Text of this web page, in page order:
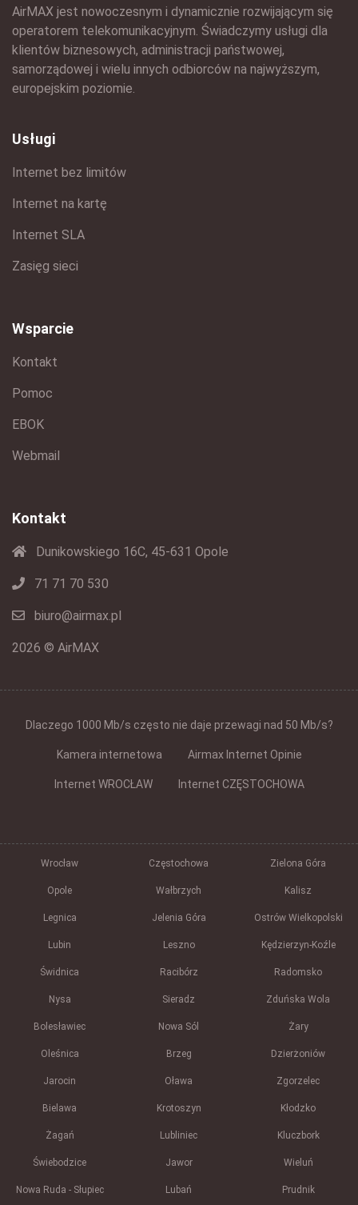
AirMAX jest nowoczesnym i dynamicznie rozwijającym się
operatorem telekomunikacyjnym. Świadczymy usługi dla
klientów biznesowych, administracji państwowej,
samorządowej i wielu innych odbiorców na najwyższym,
europejskim poziomie.
Usługi
Internet bez limitów
Internet na kartę
Internet SLA
Zasięg sieci
Wsparcie
Kontakt
Pomoc
EBOK
Webmail
Kontakt
Dunikowskiego 16C, 45-631 Opole
71 71 70 530
biuro@airmax.pl
2026 © AirMAX
Dlaczego 1000 Mb/s często nie daje przewagi nad 50 Mb/s?
Kamera internetowa Airmax Internet Opinie
Internet WROCŁAW Internet CZĘSTOCHOWA
Wrocław Częstochowa Zielona Góra
Opole Wałbrzych Kalisz
Legnica Jelenia Góra Ostrów Wielkopolski
Lubin Leszno Kędzierzyn-Koźle
Świdnica Racibórz Radomsko
Nysa Sieradz Zduńska Wola
Bolesławiec Nowa Sól Żary
Oleśnica Brzeg Dzierżoniów
Jarocin Oława Zgorzelec
Bielawa Krotoszyn Kłodzko
Żagań Lubliniec Kluczbork
Świebodzice Jawor Wieluń
Nowa Ruda - Słupiec Lubań Prudnik